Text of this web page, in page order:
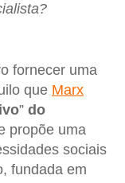
fornecer uma
que Marx
” do
propõe uma
sociais
fundada em